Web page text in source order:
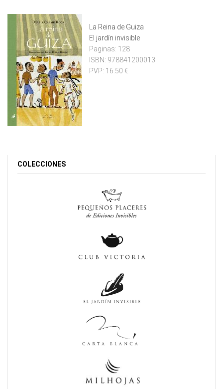
La Reina de Guiza
El jardín invisible
Paginas: 128
ISBN: 978841200013
PVP: 16.50 €
COLECCIONES